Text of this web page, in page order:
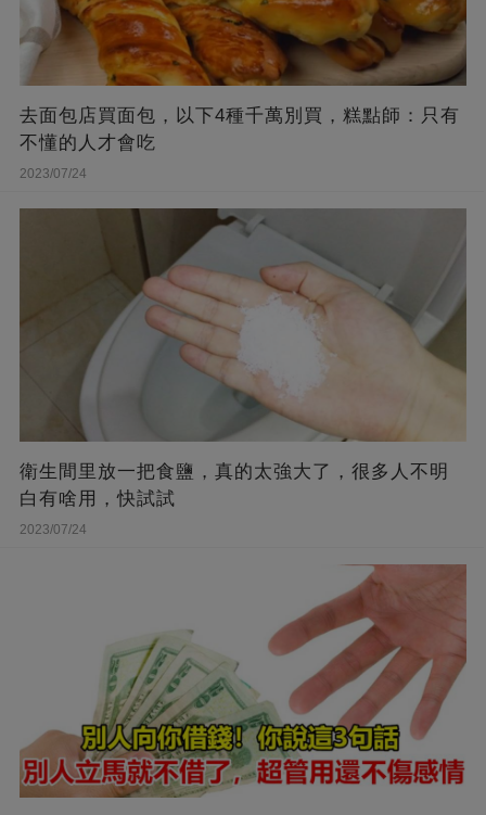
去面包店買面包，以下4種千萬別買，糕點師：只有
不懂的人才會吃
2023/07/24
衛生間里放一把食鹽，真的太強大了，很多人不明
白有啥用，快試試
2023/07/24